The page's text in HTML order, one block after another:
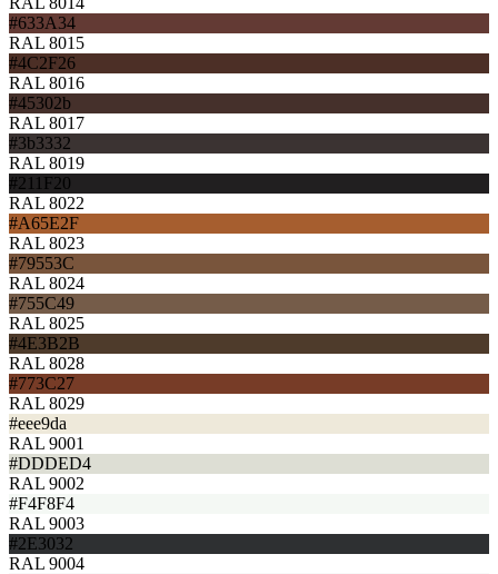
#633A34
RAL 8015
#4C2F26
RAL 8016
#45302b
RAL 8017
#3b3332
RAL 8019
#211F20
RAL 8022
#A65E2F
RAL 8023
#79553C
RAL 8024
#755C49
RAL 8025
#4E3B2B
RAL 8028
#773C27
RAL 8029
#eee9da
RAL 9001
#DDDED4
RAL 9002
#F4F8F4
RAL 9003
#2E3032
RAL 9004